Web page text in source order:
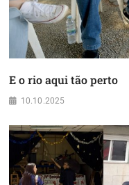
E o rio aqui tão perto
10.10.2025